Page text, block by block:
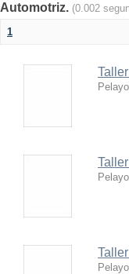
Automotriz. (0.002
1